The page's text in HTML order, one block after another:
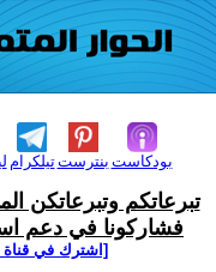
تيلكرامبنترست بودكاست
تبرعاتكم وتبرعاتكن
فشاركونا في دعم
[اشترك في قناة